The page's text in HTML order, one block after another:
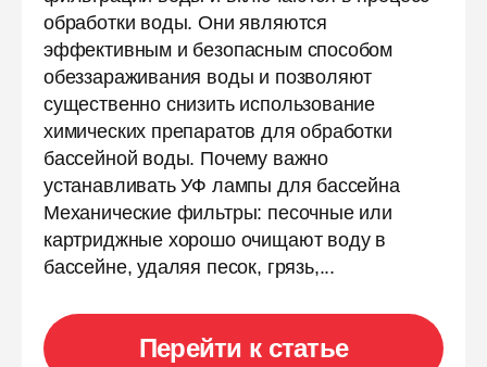
обработки воды. Они являются
эффективным и безопасным способом
обеззараживания воды и позволяют
существенно снизить использование
химических препаратов для обработки
бассейной воды. Почему важно
устанавливать УФ лампы для бассейна
Механические фильтры: песочные или
картриджные хорошо очищают воду в
бассейне, удаляя песок, грязь,...
Перейти к статье